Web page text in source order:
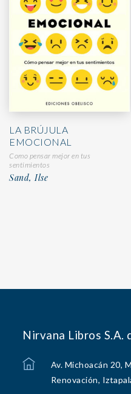
LA BRÚJULA
EMOCIONAL
Como pensar mejor en tus
sentimientos
Sand, Ilse
Nirvana Libros S.A.
Av. Michoacán 20,
Renovación,